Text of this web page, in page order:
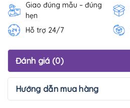
Giao đúng mẫu – đúng
hẹn
Hỗ trợ 24/7
Đánh giá (0)
Hướng dẫn mua hàng